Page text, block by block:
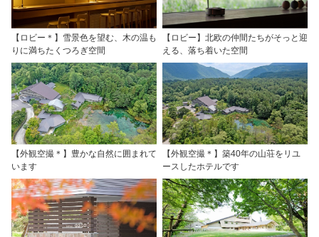
【ロビー＊】雪景色を望む、木の温も
りに満ちたくつろぎ空間
【ロビー】北欧の仲間たちがそっと迎
える、落ち着いた空間
【外観空撮＊】豊かな自然に囲まれて
います
【外観空撮＊】築40年の山荘をリユ
ースしたホテルです